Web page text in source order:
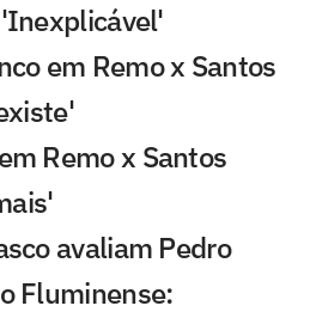
em Remo x Santos
Remo x Santos
avaliam Pedro
Fluminense: